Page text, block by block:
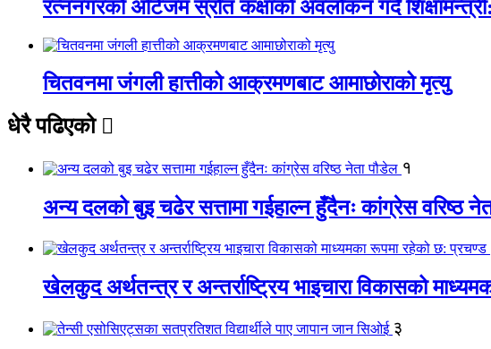
रत्ननगरको अटिजम स्रोत कक्षाको अवलोकन गर्दै
चितवनमा जंगली हात्तीको आक्रमणबाट आमाछोराको मृत्यु
धेरै पढिएको
१
अन्य दलको बुइ चढेर सत्तामा गईहाल्न हुँदैनः कांग्रेस वरिष्ठ
खेलकुद अर्थतन्त्र र अन्तर्राष्ट्रिय भाइचारा विकासको
३